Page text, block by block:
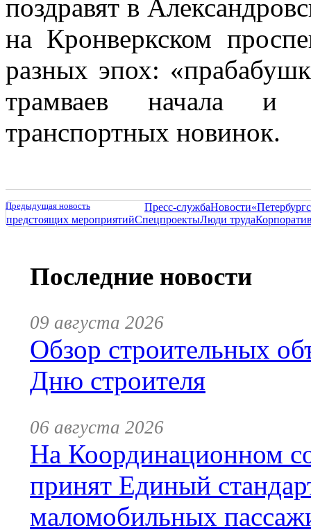
поздравят в
на Кронверкском
разных эпох:
трамваев начала и
транспортных новинок.
Предыдущая новость Пресс-службаНовости
предстоящих мероприятийСпецпроектыЛюди труда
Последние новости
09 августа 2026
Обзор строительных
Дню строителя
06 августа 2026
На Координационном
принят Единый
маломобильных